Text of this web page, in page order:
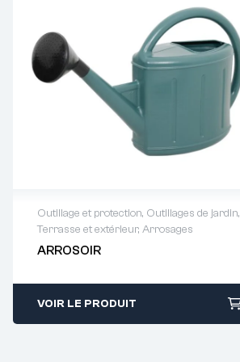
Outillage et protection, Outillages de jardin,
Terrasse et extérieur, Arrosages
ARROSOIR
Demande de devis : 01 64 88 93
38
VOIR LE PRODUIT